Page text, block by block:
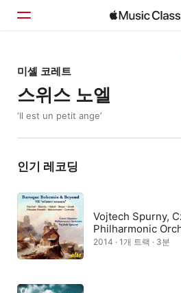
홈
둘러보기
미셸 코레트
스위스 노엘
‘Il est un petit ange’
인기 레코딩
Vojtech Spurny,
Philharmonic
2014 · 1개 트랙 · 3분